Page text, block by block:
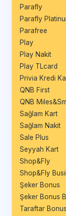
Parafly
Parafly
Parafree
Play
Play Nakit
Play TLcard
Privia Kredi
QNB First
QNB
Sağlam Kart
Sağlam Nakit
Sale Plus
Seyyah Kart
Shop&Fly
Shop&Fly
Şeker Bonus
Şeker Bonus
Taraftar Bonus